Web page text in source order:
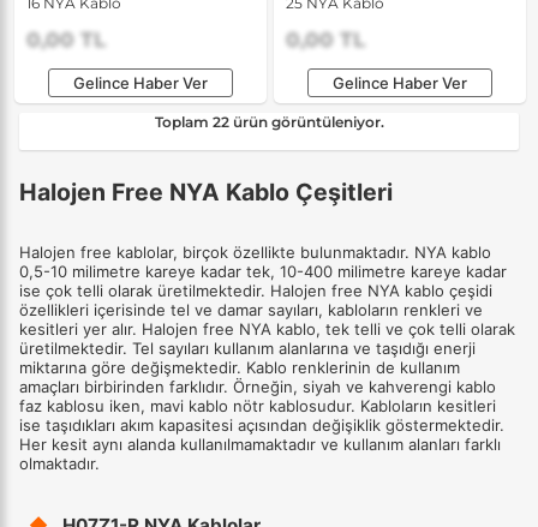
0,00 TL
Gelince Haber Ver
0,00 TL
Gelince Haber Ver
Toplam 22 ürün görüntüleniyor.
Halojen Free NYA Kablo Çeşitleri
Halojen free kablolar, birçok özellikte bulunmaktadır. NYA kablo
0,5-10 milimetre kareye kadar tek, 10-400 milimetre kareye kadar
ise çok telli olarak üretilmektedir. Halojen free NYA kablo çeşidi
özellikleri içerisinde tel ve damar sayıları, kabloların renkleri ve
kesitleri yer alır. Halojen free NYA kablo, tek telli ve çok telli olarak
üretilmektedir. Tel sayıları kullanım alanlarına ve taşıdığı enerji
miktarına göre değişmektedir. Kablo renklerinin de kullanım
amaçları birbirinden farklıdır. Örneğin, siyah ve kahverengi kablo
faz kablosu iken, mavi kablo nötr kablosudur. Kabloların kesitleri
ise taşıdıkları akım kapasitesi açısından değişiklik göstermektedir.
Her kesit aynı alanda kullanılmamaktadır ve kullanım alanları farklı
olmaktadır.